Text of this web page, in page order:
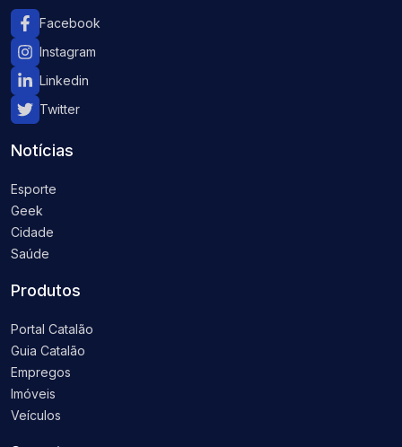
Facebook
Instagram
Linkedin
Twitter
Notícias
Esporte
Geek
Cidade
Saúde
Produtos
Portal Catalão
Guia Catalão
Empregos
Imóveis
Veículos